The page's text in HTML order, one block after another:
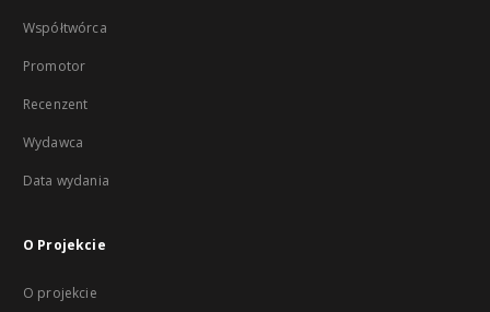
Współtwórca
Promotor
Recenzent
Wydawca
Data wydania
O Projekcie
O projekcie